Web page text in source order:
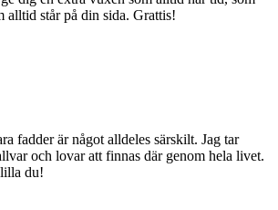
alltid står på din sida. Grattis!
fadder är något alldeles särskilt. Jag tar
och lovar att finnas där genom hela livet.
du!